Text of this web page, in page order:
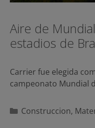
Aire de
estadios de
Carrier fue elegida
campeonato Mundial
Categorías
Construccion,